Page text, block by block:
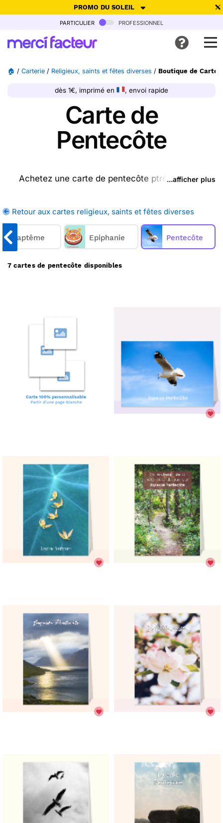
PROMO DU SOLEIL
-30% de réduction avec le code SUMMER26pour envoyer des
Ne plus afficher
particulier professionnel
🏠 / Carterie / Religieux, saints et fêtes diverses / Boutique de Carte
dès 1€, imprimé en , envoi rapide
Carte de
Pentecôte
Achetez une carte de pentecôte ptrésente sur
plusieurs cartes de pentecôte sur Merci Facteur,
nous les imprimons et nous les envoyons chez
vous ou directement chez vos destinataires.
Merci Facteur vous propose
à partir de 1€
Nous imprimons & postons votre carte;
Elle arrive chez vous ou chez vos destinataires.
...afficher plus
Réduire
Retour aux cartes religieux, saints et fêtes diverses
Baptême Epiphanie Pentecôte
7 cartes de pentecôte disponibles